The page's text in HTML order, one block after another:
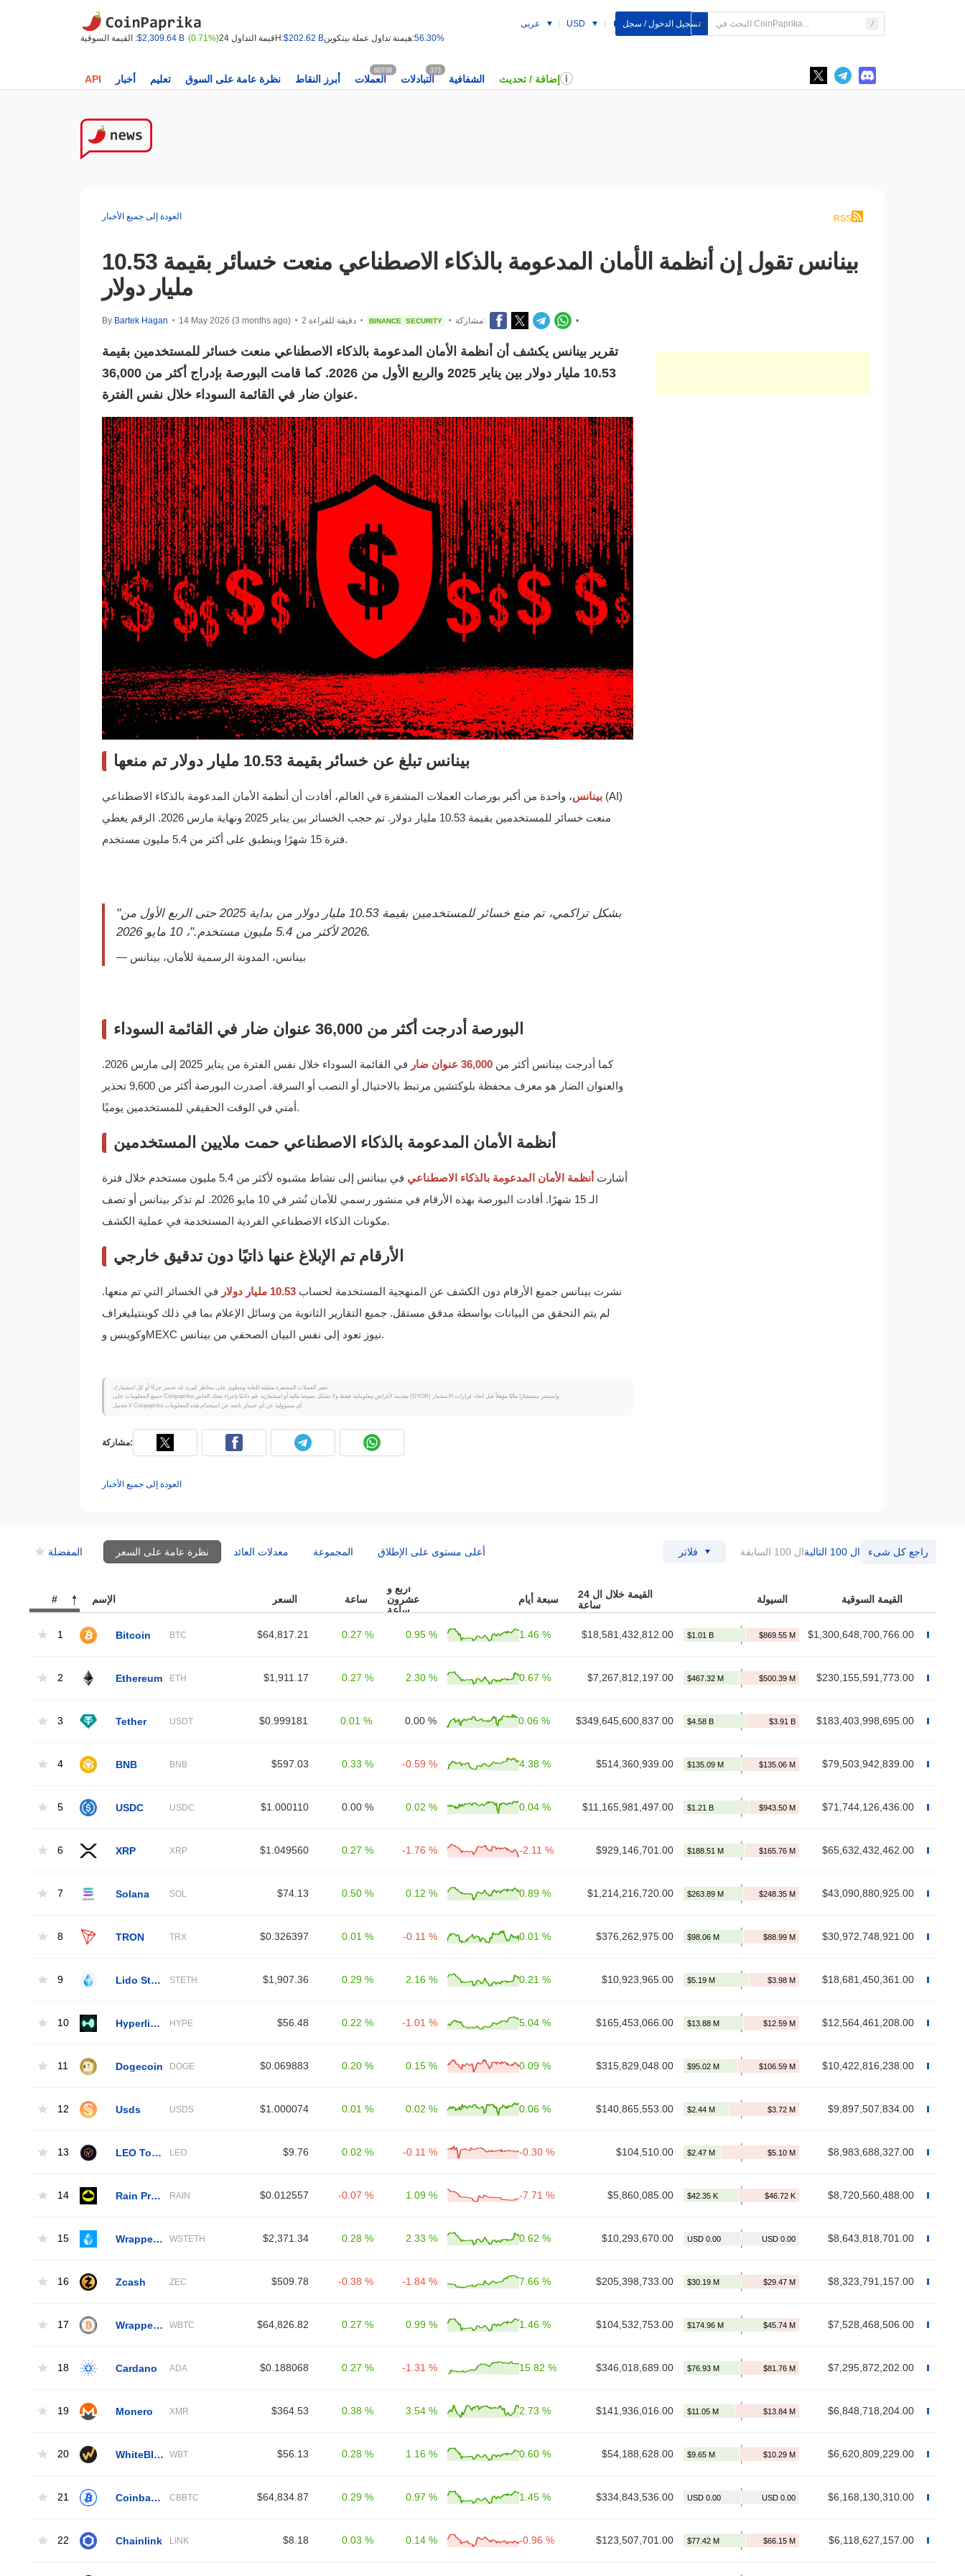
القيمة السوقية :$2,309.64 B (0.71%) قيمة التداول 24H:$202.62 B هيمنة تداول عملة بيتكوين:56.30%
عربى USD تسجيل الدخول / سجل
API أخبار تعليم نظرة عامة على السوق أبرز النقاط العملات
60708
التبادلات
373
الشفافية إضافة / تحديث
العودة إلى جميع الأخبار RSS
بينانس تقول إن أنظمة الأمان المدعومة بالذكاء الاصطناعي منعت خسائر بقيمة 10.53
مليار دولار
By Bartek Hagan • 14 May 2026 (3 months ago) • 2 دقيقة للقراءة • BINANCE SECURITY • مشاركة: •
تقرير بينانس يكشف أن أنظمة الأمان المدعومة بالذكاء الاصطناعي منعت خسائر للمستخدمين بقيمة
10.53 مليار دولار بين يناير 2025 والربع الأول من 2026. كما قامت البورصة بإدراج أكثر من 36,000
عنوان ضار في القائمة السوداء خلال نفس الفترة.
بينانس تبلغ عن خسائر بقيمة 10.53 مليار دولار تم منعها
بينانس، واحدة من أكبر بورصات العملات المشفرة في العالم، أفادت أن أنظمة الأمان المدعومة بالذكاء الاصطناعي (AI)
منعت خسائر للمستخدمين بقيمة 10.53 مليار دولار. تم حجب الخسائر بين يناير 2025 ونهاية مارس 2026. الرقم يغطي
فترة 15 شهرًا وينطبق على أكثر من 5.4 مليون مستخدم.
"بشكل تراكمي، تم منع خسائر للمستخدمين بقيمة 10.53 مليار دولار من بداية 2025 حتى الربع الأول من
2026 لأكثر من 5.4 مليون مستخدم."، 10 مايو 2026.
— بينانس، المدونة الرسمية للأمان، بينانس
البورصة أدرجت أكثر من 36,000 عنوان ضار في القائمة السوداء
كما أدرجت بينانس أكثر من 36,000 عنوان ضار
في القائمة السوداء خلال نفس الفترة من يناير 2025 إلى مارس 2026.
والعنوان الضار هو معرف محفظة بلوكتشين مرتبط بالاحتيال أو النصب أو السرقة. أصدرت البورصة أكثر من 9,600 تحذير
أمني في الوقت الحقيقي للمستخدمين يوميًا.
أنظمة الأمان المدعومة بالذكاء الاصطناعي حمت ملايين المستخدمين
أشارت أنظمة الأمان المدعومة بالذكاء الاصطناعي
في بينانس إلى نشاط مشبوه لأكثر من 5.4 مليون مستخدم خلال فترة
الـ 15 شهرًا. أفادت البورصة بهذه الأرقام في منشور رسمي للأمان نُشر في 10 مايو 2026. لم تذكر بينانس أو تصف
مكونات الذكاء الاصطناعي الفردية المستخدمة في عملية الكشف.
الأرقام تم الإبلاغ عنها ذاتيًا دون تدقيق خارجي
نشرت بينانس جميع الأرقام دون الكشف عن المنهجية المستخدمة لحساب 10.53 مليار دولار
في الخسائر التي تم منعها.
لم يتم التحقق من البيانات بواسطة مدقق مستقل. جميع التقارير الثانوية من وسائل الإعلام بما في ذلك كوينتيليغراف
وكوينس وMEXC نيوز تعود إلى نفس البيان الصحفي من بينانس.
جميع المعلومات على Coinpaprika مقدمة لأغراض معلوماتية فقط ولا تشكل نصيحة مالية أو استثمارية. قم دائمًا بإجراء بحثك الخاص (DYOR) واستشر مستشارًا ماليًا مؤهلاً قبل اتخاذ قرارات الاستثمار.
لا تتحمل Coinpaprika أي مسؤولية عن أي خسائر ناتجة عن استخدام هذه المعلومات.
مشاركة:
العودة إلى جميع الأخبار
المفضلة نظرة عامة على السعر معدلات العائد المجموعة أعلى مستوى على الإطلاق فلاتر ال 100 السابقة ال 100 التالية راجع كل شىء
# الإسم السعر ساعة
أربع و
عشرون
ساعة
سبعة أيام
القيمة خلال ال 24
ساعة
السيولة القيمة السوقية
1 Bitcoin BTC $64,817.21 0.27 % 0.95 % 1.46 % $18,581,432,812.00 $1,300,648,700,766.00
2 Ethereum ETH $1,911.17 0.27 % 2.30 % 0.67 % $7,267,812,197.00 $230,155,591,773.00
3 Tether USDT $0.999181 0.01 % 0.00 % 0.06 % $349,645,600,837.00 $183,403,998,695.00
4 BNB BNB $597.03 0.33 % -0.59 % 4.38 % $514,360,939.00 $79,503,942,839.00
5 USDC USDC $1.000110 0.00 % 0.02 % 0.04 % $11,165,981,497.00 $71,744,126,436.00
6 XRP XRP $1.049560 0.27 % -1.76 % -2.11 % $929,146,701.00 $65,632,432,462.00
7 Solana SOL $74.13 0.50 % 0.12 % 0.89 % $1,214,216,720.00 $43,090,880,925.00
8 TRON TRX $0.326397 0.01 % -0.11 % 0.01 % $376,262,975.00 $30,972,748,921.00
9 STETH $1,907.36 0.29 % 2.16 % 0.21 % $10,923,965.00 $18,681,450,361.00
10 HYPE $56.48 0.22 % -1.01 % 5.04 % $165,453,066.00 $12,564,461,208.00
11 Dogecoin DOGE $0.069883 0.20 % 0.15 % 0.09 % $315,829,048.00 $10,422,816,238.00
12 Usds USDS $1.000074 0.01 % 0.02 % 0.06 % $140,865,553.00 $9,897,507,834.00
13 LEO $9.76 0.02 % -0.11 % -0.30 % $104,510.00 $8,983,688,327.00
14 Rain Protocol RAIN $0.012557 -0.07 % 1.09 % -7.71 % $5,860,085.00 $8,720,560,488.00
15 WSTETH $2,371.34 0.28 % 2.33 % 0.62 % $10,293,670.00 $8,643,818,701.00
16 Zcash ZEC $509.78 -0.38 % -1.84 % 7.66 % $205,398,733.00 $8,323,791,157.00
17 WBTC $64,826.82 0.27 % 0.99 % 1.46 % $104,532,753.00 $7,528,468,506.00
18 Cardano ADA $0.188068 0.27 % -1.31 % 15.82 % $346,018,689.00 $7,295,872,202.00
19 Monero XMR $364.53 0.38 % 3.54 % 2.73 % $141,936,016.00 $6,848,718,204.00
20 WBT $56.13 0.28 % 1.16 % 0.60 % $54,188,628.00 $6,620,809,229.00
21 CBBTC $64,834.87 0.29 % 0.97 % 1.45 % $334,843,536.00 $6,168,130,310.00
22 Chainlink LINK $8.18 0.03 % 0.14 % -0.96 % $123,507,701.00 $6,118,627,157.00